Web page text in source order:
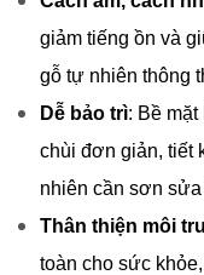
giảm tiếng ồn và
gỗ tự nhiên thông
Dễ bảo trì: Bề
chùi đơn giản, tiết
nhiên cần sơn sửa
Thân thiện môi
toàn cho sức